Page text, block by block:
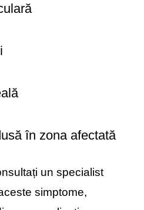
în zona afectată
un specialist
simptome,